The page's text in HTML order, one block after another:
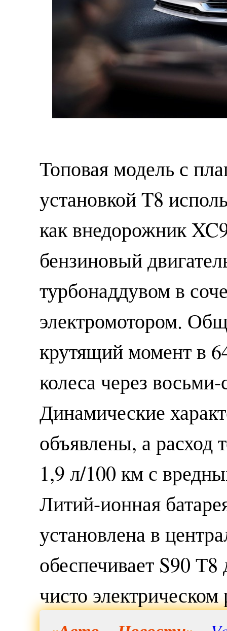
Топовая модель с
установкой T8
как внедорожник
бензиновый
турбонаддувом в
электромотором.
крутящий момент в
колеса через
Динамические
объявлены, а расход
1,9 л/100 км с
Литий-ионная
установлена в
обеспечивает S90
чисто